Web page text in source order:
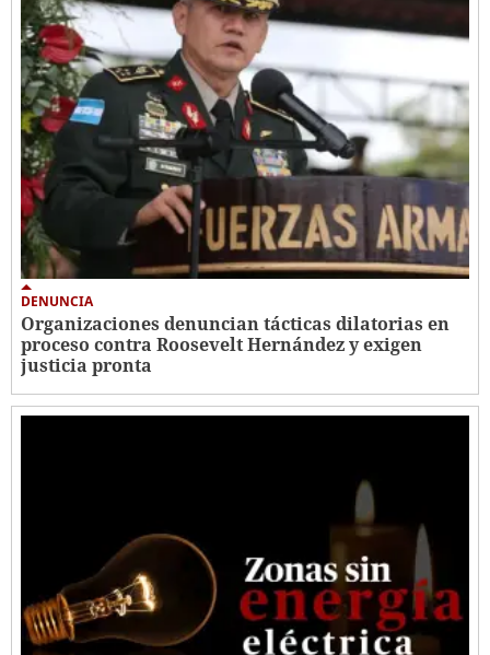
DENUNCIA
Organizaciones denuncian tácticas dilatorias en
proceso contra Roosevelt Hernández y exigen
justicia pronta